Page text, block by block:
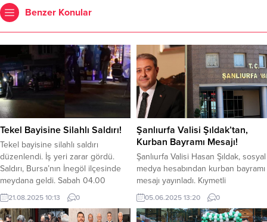
Benzer Konular
Tekel Bayisine Silahlı Saldırı!
Tekel bayisine silahlı saldırı
düzenlendi. İş yeri zarar gördü.
Saldırı, Bursa’nın İnegöl ilçesinde
meydana geldi. Sabah 04.00
sularında Osmaniye mahallesinde
tekel bayisine kimliği henüz
belirlenemeyen şahıslar tarafından
21.08.2025 10:13 0
Şanlıurfa Valisi Şıldak’tan,
Kurban Bayramı Mesajı!
Şanlıurfa Valisi Hasan Şıldak, sosyal
medya hesabından kurban bayramı
mesajı yayınladı. Kıymetli
Hemşehrilerim, Millet olarak
dayanışma, birlik ve
beraberliğimizin güçlendiği en
05.06.2025 13:20 0